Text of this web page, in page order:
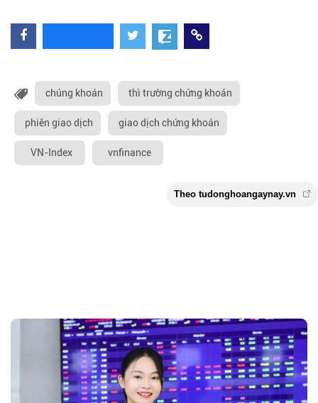
chúng khoán thì trường chứng khoán
phiên giao dịch giao dịch chứng khoán
VN-Index vnfinance
Theo